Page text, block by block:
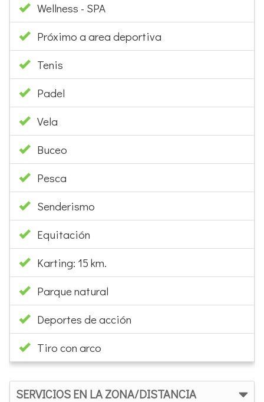
Wellness - SPA
Próximo a area deportiva
Tenis
Padel
Vela
Buceo
Pesca
Senderismo
Equitación
Karting: 15 km.
Parque natural
Deportes de acción
Tiro con arco
SERVICIOS EN LA ZONA/DISTANCIA